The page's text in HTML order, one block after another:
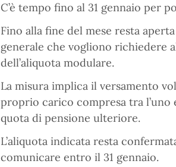
C’è tempo fino al 31 gennaio per
Fino alla fine del mese resta
generale che vogliono richiedere
dell’aliquota modulare.
La misura implica il versamento
proprio carico compresa tra
quota di pensione ulteriore.
L’aliquota indicata resta
comunicare entro il 31 gennaio.